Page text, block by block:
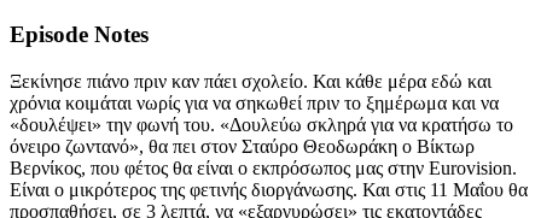
Episode Notes
Ξεκίνησε πιάνο πριν καν πάει σχολείο. Και κάθε μέρα εδώ και
χρόνια κοιμάται νωρίς για να σηκωθεί πριν το ξημέρωμα και να
«δουλέψει» την φωνή του. «Δουλεύω σκληρά για να κρατήσω το
όνειρο ζωντανό», θα πει στον Σταύρο Θεοδωράκη ο Βίκτωρ
Βερνίκος, που φέτος θα είναι ο εκπρόσωπος μας στην Eurovision.
Είναι ο μικρότερος της φετινής διοργάνωσης. Και στις 11 Μαΐου θα
προσπαθήσει, σε 3 λεπτά, να «εξαργυρώσει» τις εκατοντάδες